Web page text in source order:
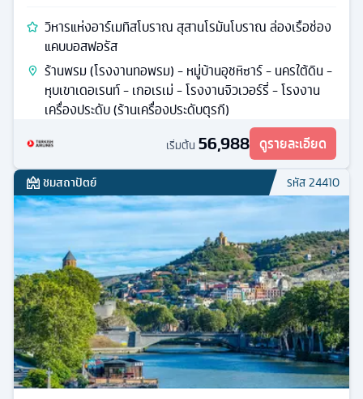
วิหารแห่งอาร์เมทิสโบราณ สุสานโรมันโบราณ ล่องเรือช่อง
แคบบอสฟอรัส
ร้านพรม (โรงงานทอพรม) - หมู่บ้านอุชหิซาร์ - นครใต้ดิน -
หุบเขาเดอเรนท์ - เกอเรเม่ - โรงงานจิวเวอร์รี่ - โรงงาน
เครื่องประดับ (ร้านเครื่องประดับตุรกี)
เริ่มต้น 56,988 ดูรายละเอียด
ชมสถาปัตย์ รหัส24410